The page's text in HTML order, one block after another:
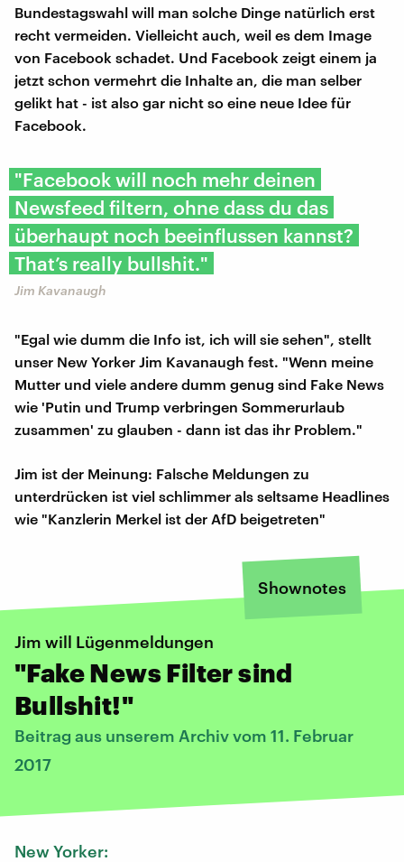
Bundestagswahl will man solche Dinge natürlich erst
recht vermeiden. Vielleicht auch, weil es dem Image
von Facebook schadet. Und Facebook zeigt einem ja
jetzt schon vermehrt die Inhalte an, die man selber
gelikt hat - ist also gar nicht so eine neue Idee für
Facebook.
"Facebook will noch mehr deinen
Newsfeed filtern, ohne dass du das
überhaupt noch beeinflussen kannst?
That’s really bullshit."
Jim Kavanaugh
"Egal wie dumm die Info ist, ich will sie sehen", stellt
unser New Yorker Jim Kavanaugh fest. "Wenn meine
Mutter und viele andere dumm genug sind Fake News
wie 'Putin und Trump verbringen Sommerurlaub
zusammen' zu glauben - dann ist das ihr Problem."
Jim ist der Meinung: Falsche Meldungen zu
unterdrücken ist viel schlimmer als seltsame Headlines
wie "Kanzlerin Merkel ist der AfD beigetreten"
Shownotes
Jim will Lügenmeldungen
"​Fake News Filter sind
Bullshit!"
Beitrag aus unserem Archiv vom 11. Februar
2017
New Yorker: